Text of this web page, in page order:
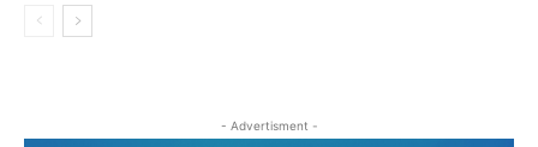
- Advertisment -